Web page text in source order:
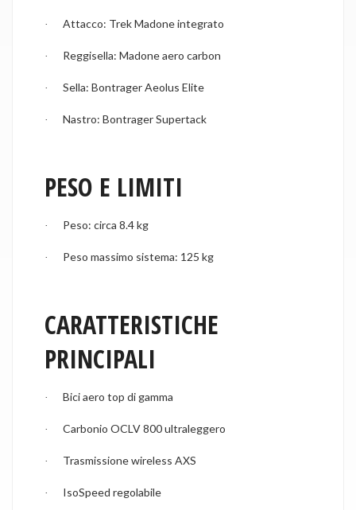
· Attacco: Trek Madone integrato
· Reggisella: Madone aero carbon
· Sella: Bontrager Aeolus Elite
· Nastro: Bontrager Supertack
PESO E LIMITI
· Peso: circa 8.4 kg
· Peso massimo sistema: 125 kg
CARATTERISTICHE
PRINCIPALI
· Bici aero top di gamma
· Carbonio OCLV 800 ultraleggero
· Trasmissione wireless AXS
· IsoSpeed regolabile